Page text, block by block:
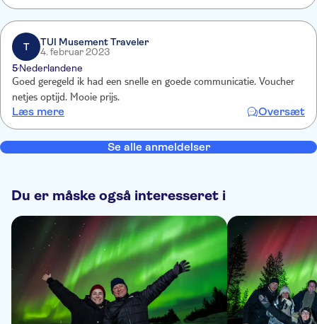
Spaß gemacht.
T
TUI Musement Traveler
4. februar 2023
5Nederlandene
Goed geregeld ik had een snelle en goede communicatie. Voucher
netjes optijd. Mooie prijs.
Læs mere Oversæt
Se alle anmeldelser
Du er måske også interesseret i